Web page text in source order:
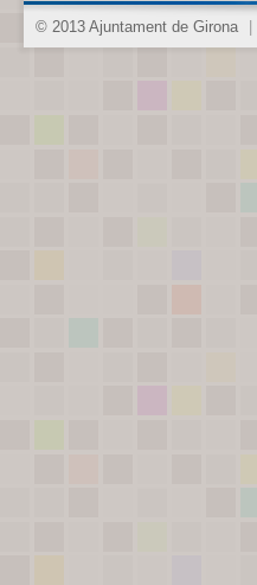
© 2013 Ajuntament de Girona